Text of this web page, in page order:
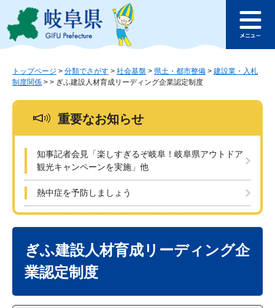
ジ
ュ
このページの本文へ
ュ
トップページ > 分類でさがす > 社会基盤 > 県土・都市整備 > 建設業・入札
制度関係 > > ぎふ建設人材育成リーディング企業認定制度
重要なお知らせ
知事記者会見「楽しすぎるぞ岐阜！岐阜県アウトドア
観光キャンペーンを実施」他
熱中症を予防しましょう
ぎふ建設人材育成リーディング企
業認定制度